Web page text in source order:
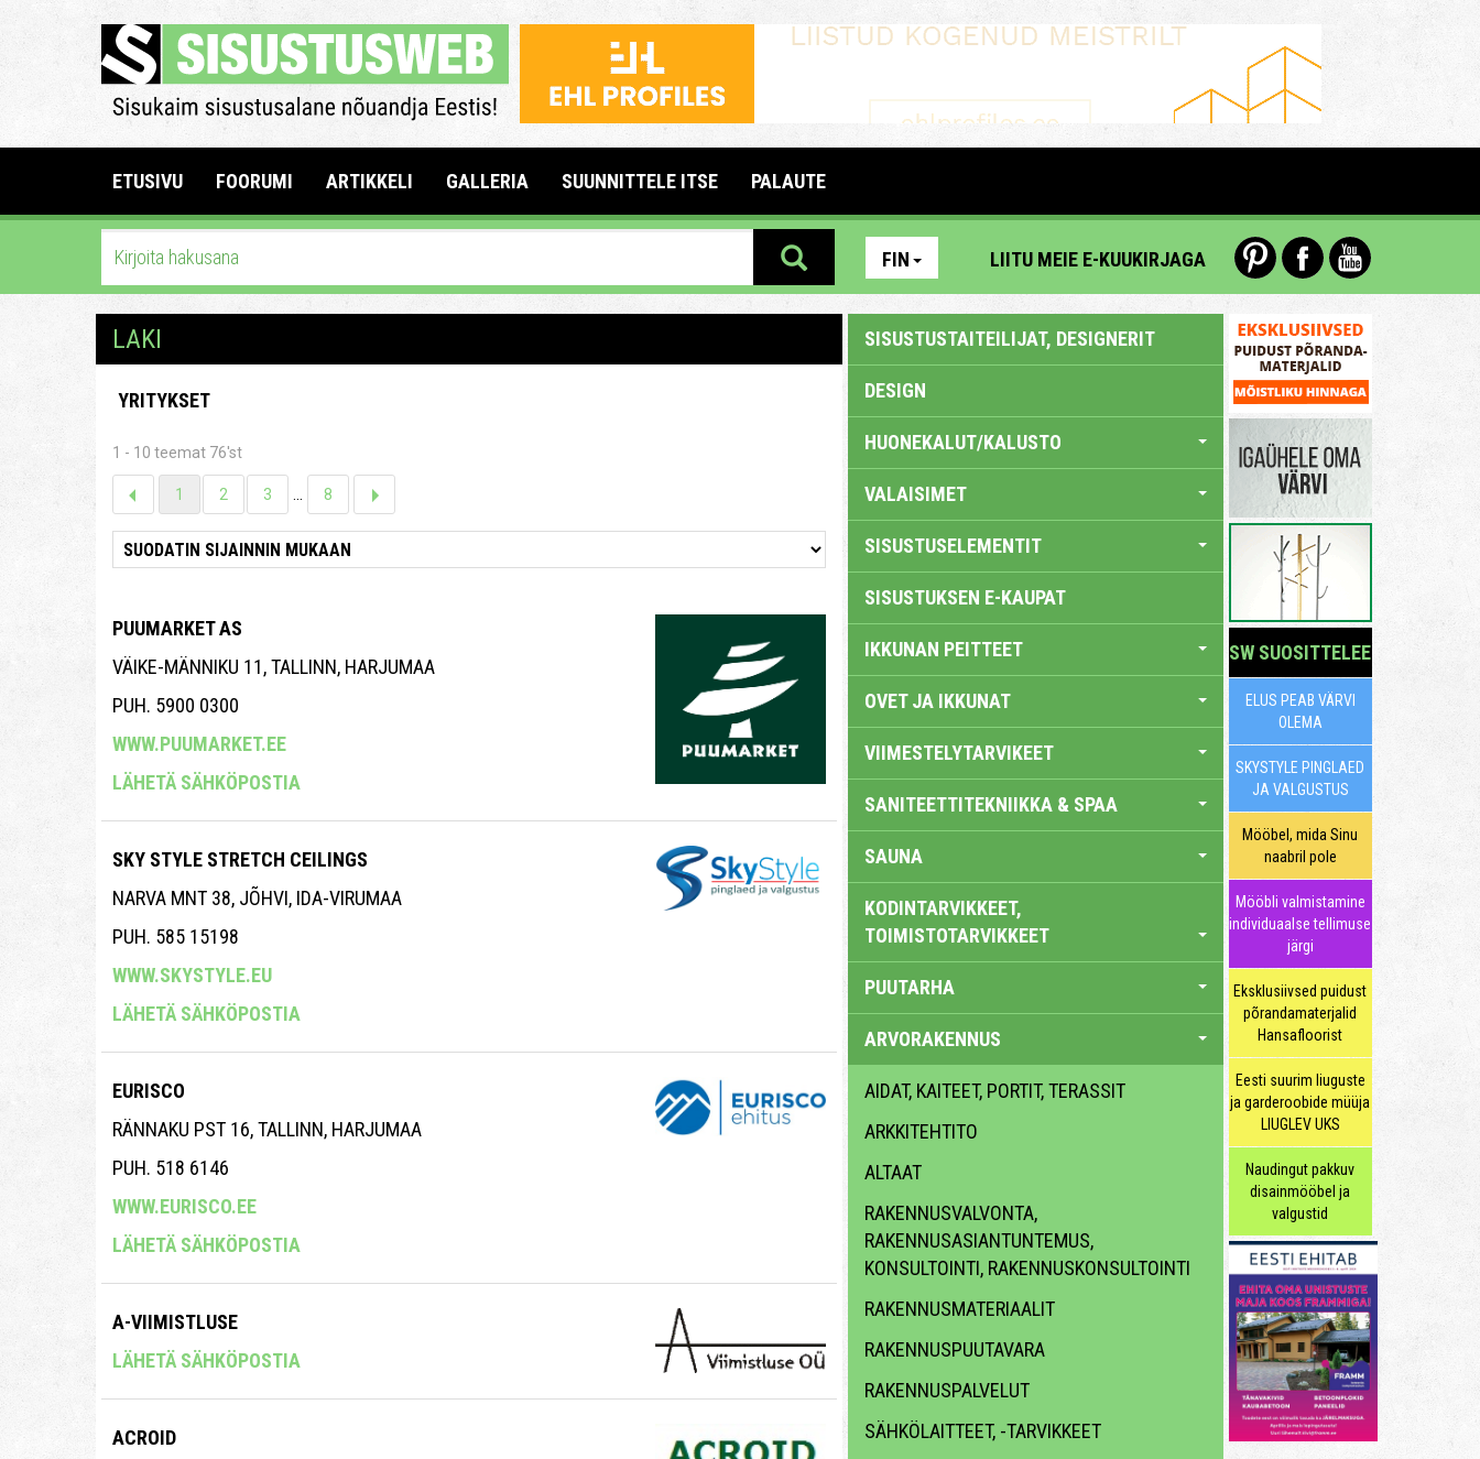
ETUSIVU FOORUMI ARTIKKELI GALLERIA SUUNNITTELE ITSE PALAUTE
FIN LIITU MEIE E-KUUKIRJAGA
LAKI
YRITYKSET
1 - 10 teemat 76'st
1 2 3 8
PUUMARKET AS
VÄIKE-MÄNNIKU 11, TALLINN, HARJUMAA
PUH. 5900 0300
WWW.PUUMARKET.EE
LÄHETÄ SÄHKÖPOSTIA
SKY STYLE STRETCH CEILINGS
NARVA MNT 38, JÕHVI, IDA-VIRUMAA
PUH. 585 15198
WWW.SKYSTYLE.EU
LÄHETÄ SÄHKÖPOSTIA
EURISCO
RÄNNAKU PST 16, TALLINN, HARJUMAA
PUH. 518 6146
WWW.EURISCO.EE
LÄHETÄ SÄHKÖPOSTIA
A-VIIMISTLUSE
LÄHETÄ SÄHKÖPOSTIA
ACROID
SISUSTUSTAITEILIJAT, DESIGNERIT
DESIGN
HUONEKALUT/KALUSTO
VALAISIMET
SISUSTUSELEMENTIT
SISUSTUKSEN E-KAUPAT
IKKUNAN PEITTEET
OVET JA IKKUNAT
VIIMESTELYTARVIKEET
SANITEETTITEKNIIKKA & SPAA
SAUNA
KODINTARVIKKEET,
TOIMISTOTARVIKKEET
PUUTARHA
ARVORAKENNUS
AIDAT, KAITEET, PORTIT, TERASSIT
ARKKITEHTITO
ALTAAT
RAKENNUSVALVONTA,
RAKENNUSASIANTUNTEMUS,
KONSULTOINTI, RAKENNUSKONSULTOINTI
RAKENNUSMATERIAALIT
RAKENNUSPUUTAVARA
RAKENNUSPALVELUT
SÄHKÖLAITTEET, -TARVIKKEET
SW SUOSITTELEE
ELUS PEAB VÄRVI
OLEMA
SKYSTYLE PINGLAED
JA VALGUSTUS
Mööbel, mida Sinu
naabril pole
Mööbli valmistamine
individuaalse tellimuse
järgi
Eksklusiivsed puidust
põrandamaterjalid
Hansafloorist
Eesti suurim liuguste
ja garderoobide müüja
LIUGLEV UKS
Naudingut pakkuv
disainmööbel ja
valgustid